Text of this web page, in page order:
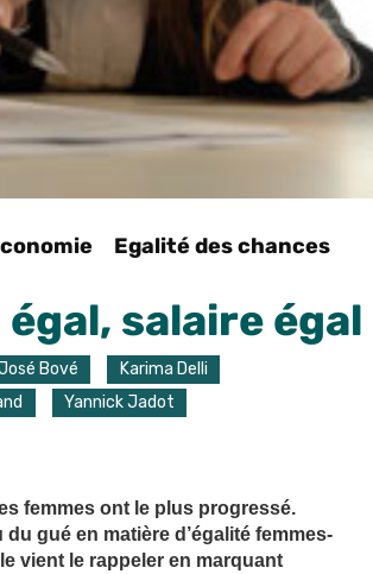
Egalité des chances
salaire égal
Bové
Karima Delli
Yannick Jadot
femmes ont le plus progressé.
gué en matière d’égalité femmes-
vient le rappeler en marquant